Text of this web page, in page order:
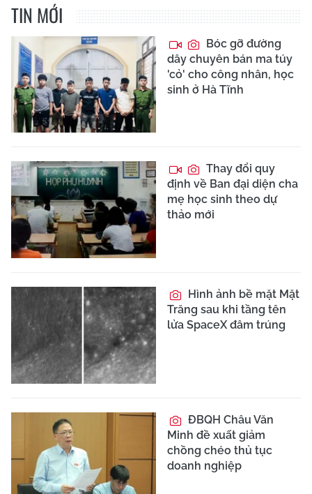
TIN MỚI
Bóc gỡ đường
dây chuyên bán ma túy
'cỏ' cho công nhân, học
sinh ở Hà Tĩnh
Thay đổi quy
định về Ban đại diện cha
mẹ học sinh theo dự
thảo mới
Hình ảnh bề mặt Mặt
Trăng sau khi tầng tên
lửa SpaceX đâm trúng
ĐBQH Châu Văn
Minh đề xuất giảm
chồng chéo thủ tục
doanh nghiệp